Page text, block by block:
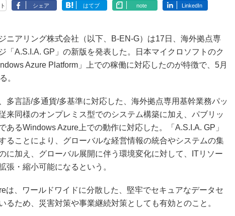
シェア はてブ note LinkedIn
ニアリング株式会社（以下、B-EN-G）は17日、海外拠点専
「A.S.I.A. GP」の新版を発表した。日本マイクロソフトのク
Azure Platform」上での稼働に対応したのが特徴で、5月
。
多言語/多通貨/多基準に対応した、海外拠点専用基幹業務パッ
来同様のオンプレミス型でのシステム構築に加え、パブリッ
あるWindows Azure上での動作に対応した。「A.S.I.A. GP」
ることにより、グローバルな経営情報の統合やシステムの集
に加え、グローバル展開に伴う環境変化に対して、ITリソー
張・縮小可能になるという。
は、ワールドワイドに分散した、堅牢でセキュアなデータセ
るため、災害対策や事業継続対策としても有効とのこと。